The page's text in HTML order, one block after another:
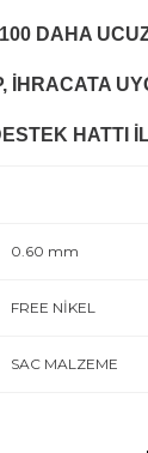
DAHA
İHRACATA
HATTI
0.60 mm
FREE NİKEL
SAC MALZEME